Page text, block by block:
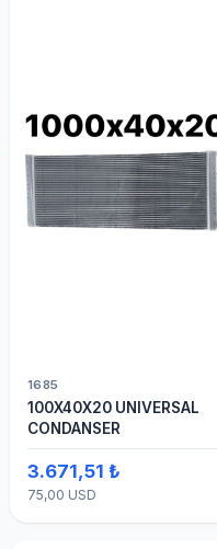
1685
100X40X20 UNIVERSAL
CONDANSER
3.671,51 ₺
75,00 USD